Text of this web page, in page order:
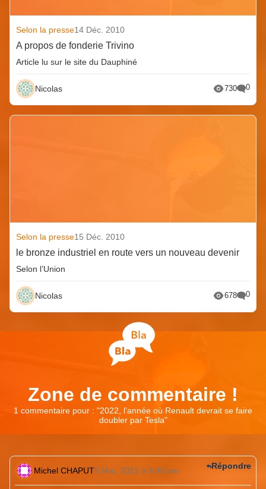
Selon la presse14 Déc. 2010
A propos de fonderie Trivino
Article lu sur le site du Dauphiné
Nicolas 730 0
Selon la presse15 Déc. 2010
le bronze industriel en route vers un nouveau devenir
Selon l’Union
Nicolas 678 0
Zone de commentaire !
1 commentaire pour : "2022, l’année où Renault devrait se faire
doubler par Tesla"
Michel CHAPUT5 Mai. 2022 à 8:40 am Répondre